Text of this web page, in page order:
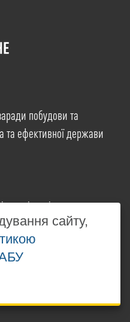
побудови та
та ефективної держави
розміщені на умовах
NonCommercial-
. Використання будь-
сайті, дозволяється
часткового
сайту,